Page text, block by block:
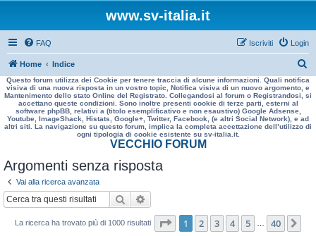
www.sv-italia.it
FAQ Login
Iscriviti
Home Indice
e
r
a
Questo forum utilizza dei Cookie per tenere traccia di alcune informazioni. Quali notifica
visiva di una nuova risposta in un vostro topic, Notifica visiva di un nuovo argomento, e
Mantenimento dello stato Online del Registrato. Collegandosi al forum o Registrandosi, si
accettano queste condizioni. Sono inoltre presenti cookie di terze parti, esterni al
software phpBB, relativi a (titolo esemplificativo e non esaustivo) Google Adsense,
Youtube, ImageShack, Histats, Google+, Twitter, Facebook, (e altri Social Network), e ad
altri siti. La navigazione su questo forum, implica la completa accettazione dell’utilizzo di
ogni tipologia di cookie esistente su sv-italia.it.
VECCHIO FORUM
Argomenti senza risposta
Vai alla ricerca avanzata
Cerca
La ricerca ha trovato più di 1000 risultati Pagina di 40
1 2 3 4 5 40